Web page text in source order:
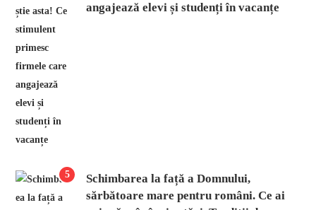
angajează elevi și studenți în vacanțe
5
Schimbarea la față a Domnului,
sărbătoare mare pentru români. Ce ai